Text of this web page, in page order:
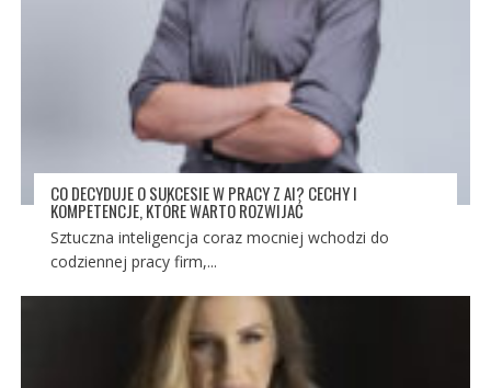
CO DECYDUJE O SUKCESIE W PRACY Z AI? CECHY I
KOMPETENCJE, KTÓRE WARTO ROZWIJAĆ
Sztuczna inteligencja coraz mocniej wchodzi do
codziennej pracy firm,...